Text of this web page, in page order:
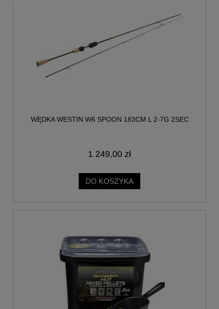
WĘDKA WESTIN W6 SPOON 183CM L 2-7G 2SEC
1 249,00 zł
DO KOSZYKA